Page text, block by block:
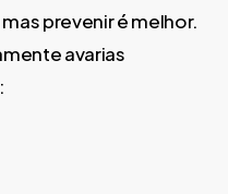
prevenir é melhor.
avarias